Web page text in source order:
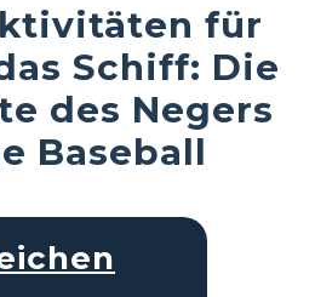
für
Schiff: Die
des Negers
Baseball